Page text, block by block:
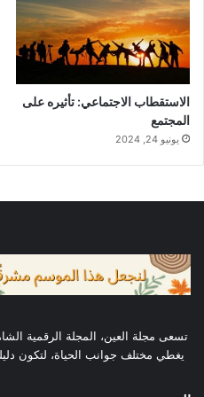
وأقل تنافسية. مثل
القيادة”.
أهمية الكلمات
الكلمات المفتاحية
أفضل أدوات البحث
1. أداة Keyword Tool
Keyword Tool
الاستقطاب الاجتماعي: تأثيره على
المجتمع
يونيو 24, 2024
تسعى مجلة العين، المجلة الرقمية
يغطي مختلف جوانب الحياة، لتكون